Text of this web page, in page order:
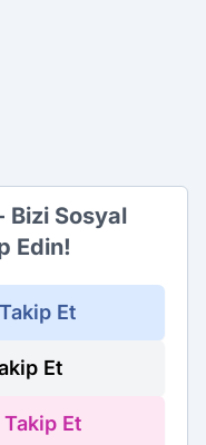
Bizi Sosyal
Edin!
Et
Et
Et